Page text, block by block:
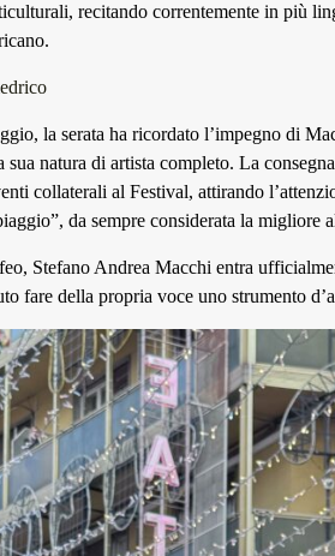
recitando correntemente in più
la serata ha ricordato l’impegno di
sua natura di artista completo. La
collaterali al Festival, attirando
da sempre considerata la migliore
Stefano Andrea Macchi entra
fare della propria voce uno strumento